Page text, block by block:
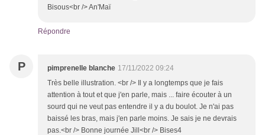
Bisous<br /> An'Maï
Répondre
P pimprenelle blanche 17/11/2022 09:24
Très belle illustration. <br /> Il y a longtemps que je fais
attention à tout et que j'en parle, mais ... faire écouter à un
sourd qui ne veut pas entendre il y a du boulot. Je n'ai pas
baissé les bras, mais j'en parle moins. Je sais je ne devrais
pas.<br /> Bonne journée Jill<br /> Bises4